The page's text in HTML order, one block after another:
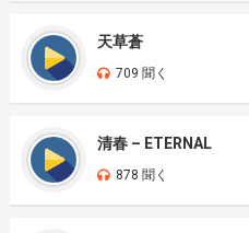
天草蒼
709 聞く
清春 – ETERNAL
878 聞く